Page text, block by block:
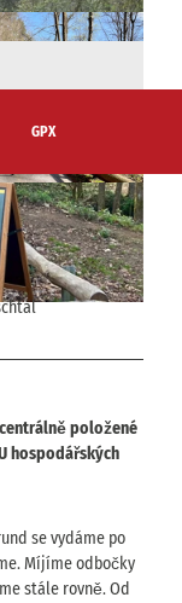
Sächsische Sc
hweiz
GPX
položené
hospodářských
se vydáme po
Míjíme odbočky
stále rovně. Od